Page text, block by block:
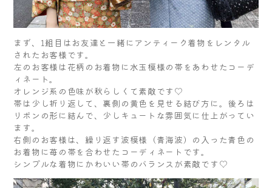
まず、1組目はお友達と一緒にアンティーク着物をレンタル
されたお客様です。
左のお客様は花柄のお着物に水玉模様の帯をあわせたコーデ
ィネート。
オレンジ系の色味が秋らしくて素敵です♡
帯は少し折り返して、裏側の黄色を見せる結び方に。後ろは
リボンの形に結んで、少しキュートな雰囲気に仕上がってい
ます。
右側のお客様は、繰り返す波模様（青海波）の入った青色の
お着物に苺の帯を合わせたコーディネートです。
シンプルな着物にかわいい帯のバランスが素敵です♡